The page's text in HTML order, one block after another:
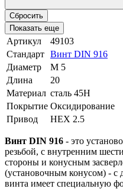
Сбросить
Показать еще
Артикул
49103
Стандарт Винт DIN 916
Диаметр
М 5
Длина
20
Материал сталь 45Н
Покрытие Оксидирование
Привод
HEX 2.5
Винт DIN 916 - это
резьбой, с внутренним
стороны и конусным
(установочным конусом) - с
винта имеет специальную